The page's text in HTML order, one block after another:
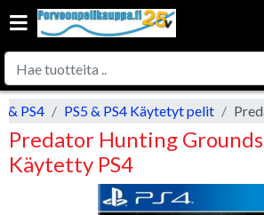
& PS4 PS5 & PS4 Käytetyt pelit
Predator Hunting Grounds
Käytetty PS4